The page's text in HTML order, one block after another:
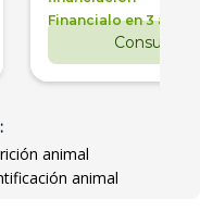
Financialo en 3 años
Consultar
animal
animal